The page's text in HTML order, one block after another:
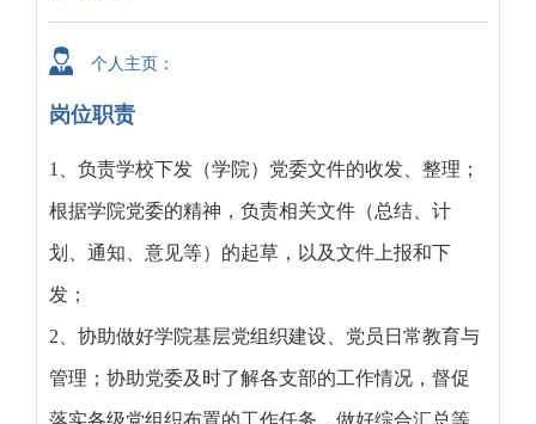
个人主页：
岗位职责
1、负责学校下发（学院）党委文件的收发、整理；
根据学院党委的精神，负责相关文件（总结、计
划、通知、意见等）的起草，以及文件上报和下
发；
2、协助做好学院基层党组织建设、党员日常教育与
管理；协助党委及时了解各支部的工作情况，督促
落实各级党组织布置的工作任务，做好综合汇总等